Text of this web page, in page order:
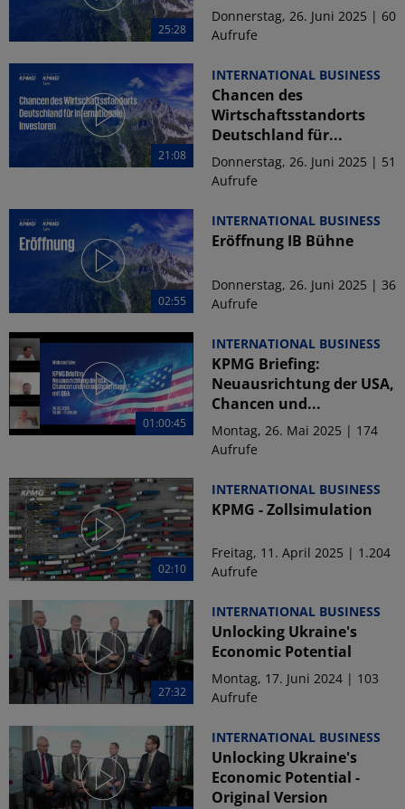
25:28
Donnerstag, 26. Juni 2025 | 60
Aufrufe
21:08
INTERNATIONAL BUSINESS
Chancen des
Wirtschaftsstandorts
Deutschland für...
Donnerstag, 26. Juni 2025 | 51
Aufrufe
02:55
INTERNATIONAL BUSINESS
Eröffnung IB Bühne
Donnerstag, 26. Juni 2025 | 36
Aufrufe
01:00:45
INTERNATIONAL BUSINESS
KPMG Briefing:
Neuausrichtung der USA,
Chancen und...
Montag, 26. Mai 2025 | 174
Aufrufe
02:10
INTERNATIONAL BUSINESS
KPMG - Zollsimulation
Freitag, 11. April 2025 | 1.204
Aufrufe
27:32
INTERNATIONAL BUSINESS
Unlocking Ukraine's
Economic Potential
Montag, 17. Juni 2024 | 103
Aufrufe
INTERNATIONAL BUSINESS
Unlocking Ukraine's
Economic Potential -
Original Version